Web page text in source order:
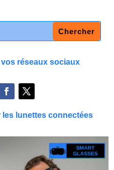
réseaux sociaux
les lunettes connectées